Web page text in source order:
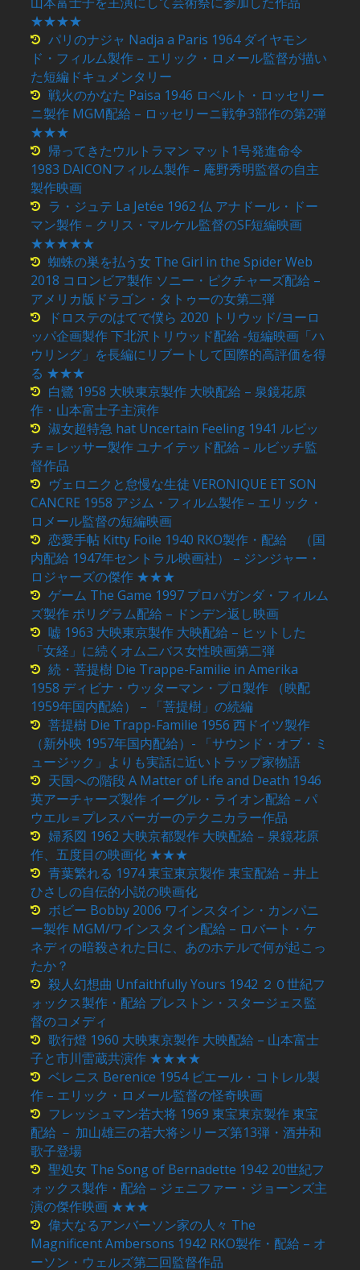
★★★★
パリのナジャ Nadja a Paris 1964 ダイヤモン
ド・フィルム製作 – エリック・ロメール監督が描い
た短編ドキュメンタリー
戦火のかなた Paisa 1946 ロベルト・ロッセリー
ニ製作 MGM配給 – ロッセリーニ戦争3部作の第2弾
★★★
帰ってきたウルトラマン マット1号発進命令
1983 DAICONフィルム製作 – 庵野秀明監督の自主
製作映画
ラ・ジュテ La Jetée 1962 仏 アナドール・ドー
マン製作 – クリス・マルケル監督のSF短編映画
★★★★★
蜘蛛の巣を払う女 The Girl in the Spider Web
2018 コロンビア製作 ソニー・ピクチャーズ配給 –
アメリカ版ドラゴン・タトゥーの女第二弾
ドロステのはてで僕ら 2020 トリウッド/ヨーロ
ッパ企画製作 下北沢トリウッド配給 -短編映画「ハ
ウリング」を長編にリブートして国際的高評価を得
る ★★★
白鷺 1958 大映東京製作 大映配給 – 泉鏡花原
作・山本富士子主演作
淑女超特急 hat Uncertain Feeling 1941 ルビッ
チ＝レッサー製作 ユナイテッド配給 – ルビッチ監
督作品
ヴェロニクと怠慢な生徒 VERONIQUE ET SON
CANCRE 1958 アジム・フィルム製作 – エリック・
ロメール監督の短編映画
恋愛手帖 Kitty Foile 1940 RKO製作・配給 （国
内配給 1947年セントラル映画社） – ジンジャー・
ロジャーズの傑作 ★★★
ゲーム The Game 1997 プロパガンダ・フィルム
ズ製作 ポリグラム配給 – ドンデン返し映画
嘘 1963 大映東京製作 大映配給 – ヒットした
「女経」に続くオムニバス女性映画第二弾
続・菩提樹 Die Trappe-Familie in Amerika
1958 ディビナ・ウッターマン・プロ製作 （映配
1959年国内配給） – 「菩提樹」の続編
菩提樹 Die Trapp-Familie 1956 西ドイツ製作
（新外映 1957年国内配給）- 「サウンド・オブ・ミ
ュージック」よりも実話に近いトラップ家物語
天国への階段 A Matter of Life and Death 1946
英アーチャーズ製作 イーグル・ライオン配給 – パ
ウエル＝プレスバーガーのテクニカラー作品
婦系図 1962 大映京都製作 大映配給 – 泉鏡花原
作、五度目の映画化 ★★★
青葉繁れる 1974 東宝東京製作 東宝配給 – 井上
ひさしの自伝的小説の映画化
ボビー Bobby 2006 ワインスタイン・カンパニ
ー製作 MGM/ワインスタイン配給 – ロバート・ケ
ネディの暗殺された日に、あのホテルで何が起こっ
たか？
殺人幻想曲 Unfaithfully Yours 1942 ２０世紀フ
ォックス製作・配給 プレストン・スタージェス監
督のコメディ
歌行燈 1960 大映東京製作 大映配給 – 山本富士
子と市川雷蔵共演作 ★★★★
ベレニス Berenice 1954 ピエール・コトレル製
作 – エリック・ロメール監督の怪奇映画
フレッシュマン若大将 1969 東宝東京製作 東宝
配給 － 加山雄三の若大将シリーズ第13弾・酒井和
歌子登場
聖処女 The Song of Bernadette 1942 20世紀フ
ォックス製作・配給 – ジェニファー・ジョーンズ主
演の傑作映画 ★★★
偉大なるアンバーソン家の人々 The
Magnificent Ambersons 1942 RKO製作・配給 – オ
ーソン・ウェルズ第二回監督作品